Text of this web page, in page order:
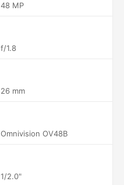
48 MP
f/1.8
26 mm
Omnivision OV48B
1/2.0"